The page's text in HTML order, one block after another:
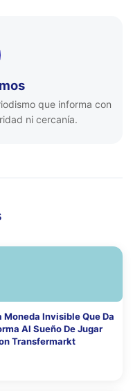
que informa con
ni cercanía.
Moneda Invisible Que Da
Al Sueño De Jugar
Transfermarkt